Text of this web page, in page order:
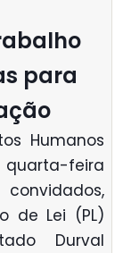
para
Humanos
feira
de Lei (PL)
Durval